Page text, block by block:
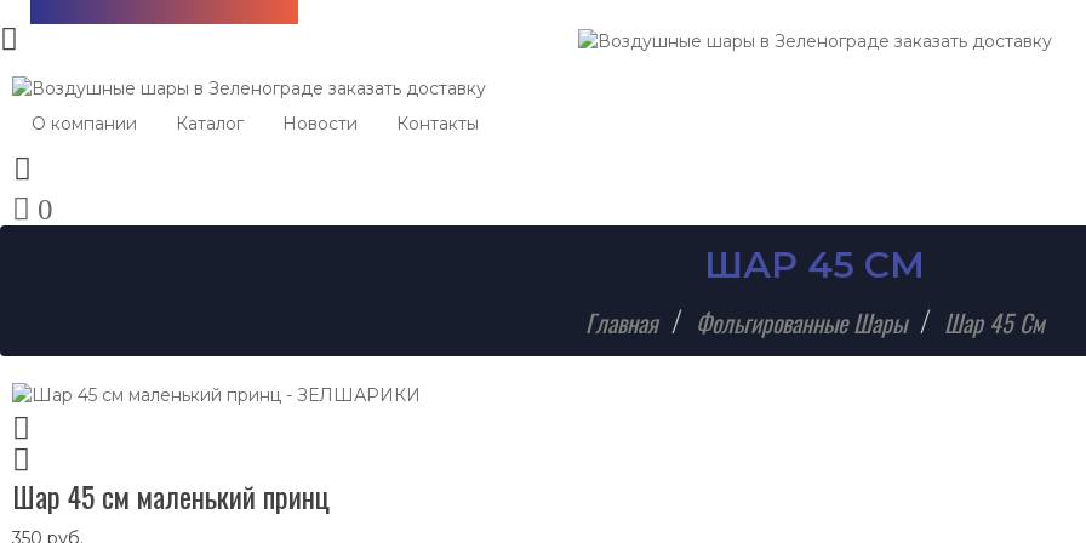
О компании Каталог Новости Контакты
0
ШАР 45 СМ
Главная Фольгированные Шары Шар 45 См
Шар 45 см маленький принц
350 руб.